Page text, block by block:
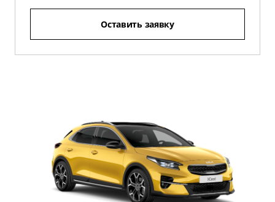
Оставить заявку